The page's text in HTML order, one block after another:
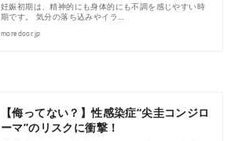
妊娠初期は、精神的にも身体的にも不調を感じやすい時
期です。 気分の落ち込みやイラ…
moredoor.jp
【侮ってない？】性感染症“尖圭コンジロ
ーマ”のリスクに衝撃！